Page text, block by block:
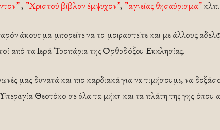
, ”Χριστού βίβλον έμψυχον”, ”αγνείας θησαύρισμα”κλπ.
άκουσμα μπορείτε να το μοιραστείτε και με άλλους
από τα Ιερά Τροπάρια της Ορθοδόξου Εκκλησίας.
μας δυνατά και πιο καρδιακά για να τιμήσουμε, να
Θεοτόκο σε όλα τα μήκη και τα πλάτη της γης όπου